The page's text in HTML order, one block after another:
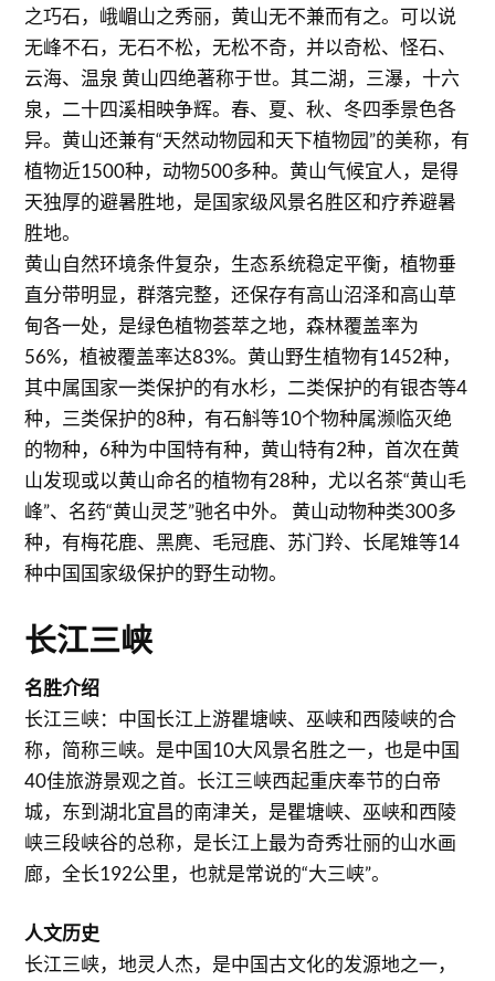
之巧石，峨嵋山之秀丽，黄山无不兼而有之。可以说
无峰不石，无石不松，无松不奇，并以奇松、怪石、
云海、温泉 黄山四绝著称于世。其二湖，三瀑，十六
泉，二十四溪相映争辉。春、夏、秋、冬四季景色各
异。黄山还兼有“天然动物园和天下植物园”的美称，有
植物近1500种，动物500多种。黄山气候宜人，是得
天独厚的避暑胜地，是国家级风景名胜区和疗养避暑
胜地。
黄山自然环境条件复杂，生态系统稳定平衡，植物垂
直分带明显，群落完整，还保存有高山沼泽和高山草
甸各一处，是绿色植物荟萃之地，森林覆盖率为
56%，植被覆盖率达83%。黄山野生植物有1452种，
其中属国家一类保护的有水杉，二类保护的有银杏等4
种，三类保护的8种，有石斛等10个物种属濒临灭绝
的物种，6种为中国特有种，黄山特有2种，首次在黄
山发现或以黄山命名的植物有28种，尤以名茶“黄山毛
峰”、名药“黄山灵芝”驰名中外。 黄山动物种类300多
种，有梅花鹿、黑麂、毛冠鹿、苏门羚、长尾雉等14
种中国国家级保护的野生动物。
长江三峡
名胜介绍
长江三峡：中国长江上游瞿塘峡、巫峡和西陵峡的合
称，简称三峡。是中国10大风景名胜之一，也是中国
40佳旅游景观之首。长江三峡西起重庆奉节的白帝
城，东到湖北宜昌的南津关，是瞿塘峡、巫峡和西陵
峡三段峡谷的总称，是长江上最为奇秀壮丽的山水画
廊，全长192公里，也就是常说的“大三峡”。
人文历史
长江三峡，地灵人杰，是中国古文化的发源地之一，